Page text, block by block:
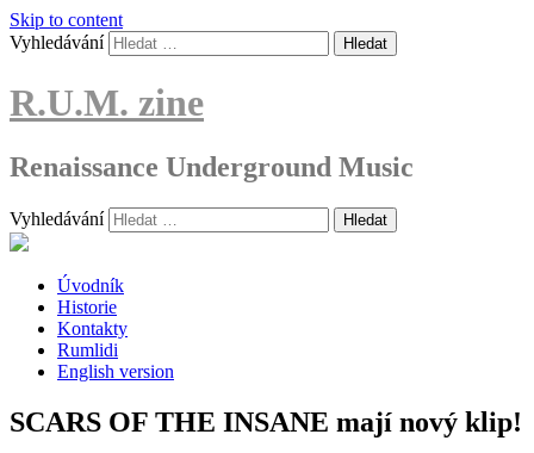
Skip to content
Vyhledávání
R.U.M. zine
Renaissance Underground Music
Vyhledávání
Úvodník
Historie
Kontakty
Rumlidi
English version
SCARS OF THE INSANE mají nový klip!